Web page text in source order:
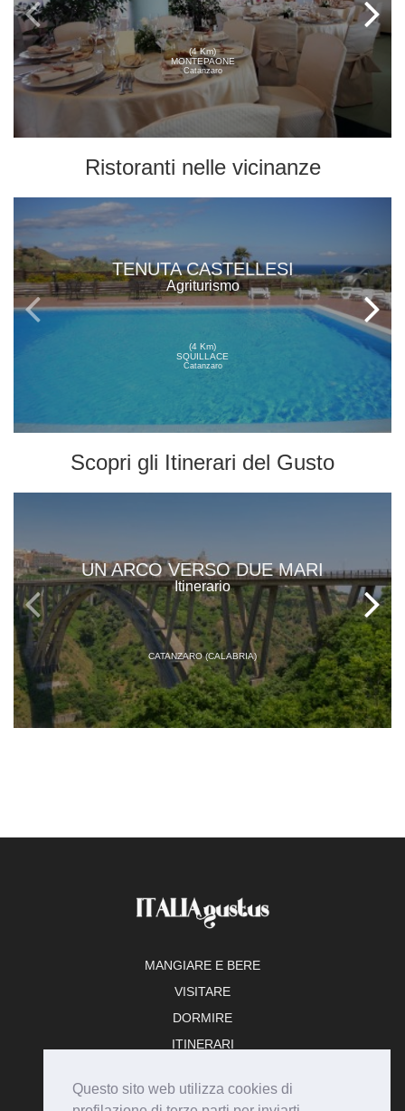
Questo sito web utilizza cookies di
(4 Km)
MONTEPAONE
Catanzaro
Ristoranti nelle vicinanze
TENUTA CASTELLESI
Agriturismo
(4 Km)
SQUILLACE
Catanzaro
Scopri gli Itinerari del Gusto
UN ARCO VERSO DUE MARI
Itinerario
CATANZARO (CALABRIA)
MANGIARE E BERE
VISITARE
DORMIRE
ITINERARI
ADERISCI